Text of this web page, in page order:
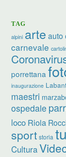
TAG
alpini arte auto
carnevale
porrettana
inaugurazione
maestri
ospedale
loco Riola
sport storia
Cultura